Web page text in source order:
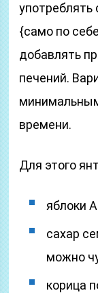
употреблять
{само по
добавлять
печений.
времени.
Для этого
яблоки
сахар
можно
корица